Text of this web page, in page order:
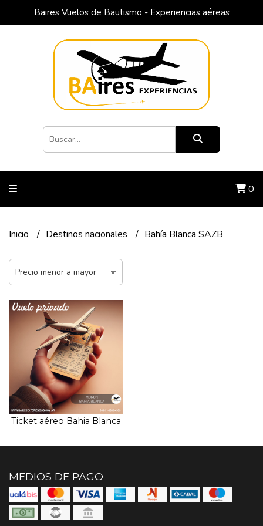
Baires Vuelos de Bautismo - Experiencias aéreas
0
Inicio Destinos nacionales Bahía Blanca SAZB
Ticket aéreo Bahia Blanca
MEDIOS DE PAGO